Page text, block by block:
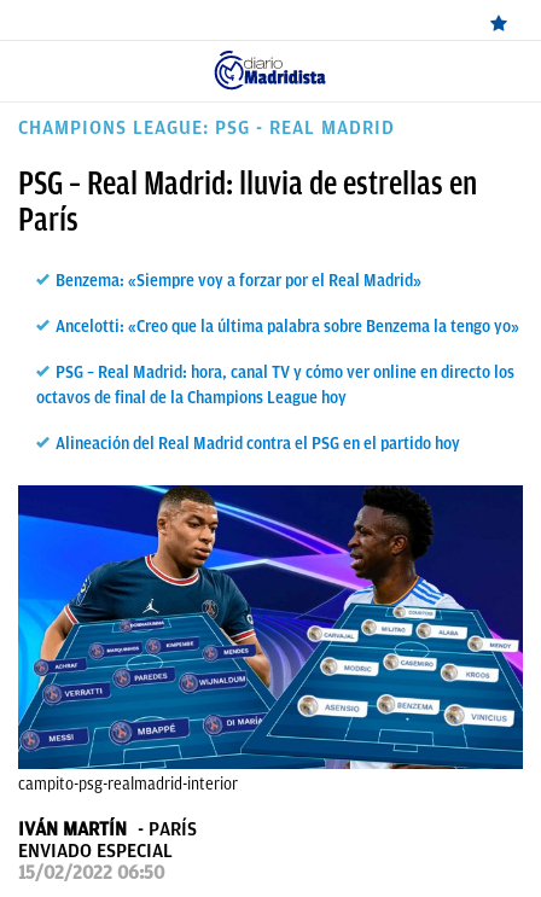
ÚLTIMAS
REAL
FICHAJES
DIRECTO
FEMENINO
PAPARAZZI
OKDIARIO
CHAMPIONS LEAGUE: PSG - REAL MADRID
PSG – Real Madrid: lluvia de estrellas en
París
Benzema: «Siempre voy a forzar por el Real Madrid»
Ancelotti: «Creo que la última palabra sobre Benzema la tengo yo»
PSG – Real Madrid: hora, canal TV y cómo ver online en directo los
octavos de final de la Champions League hoy
Alineación del Real Madrid contra el PSG en el partido hoy
campito-psg-realmadrid-interior
IVÁN MARTÍN
PARÍS
ENVIADO ESPECIAL
15/02/2022 06:50